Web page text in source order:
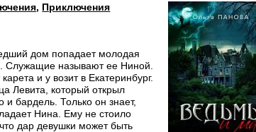
, Приключения
дом попадает молодая
Служащие называют ее Ниной.
и у возит в Екатеринбург.
Левита, который открыл
бардель. Только он знает,
Нина. Ему не стоило
дар девушки может быть